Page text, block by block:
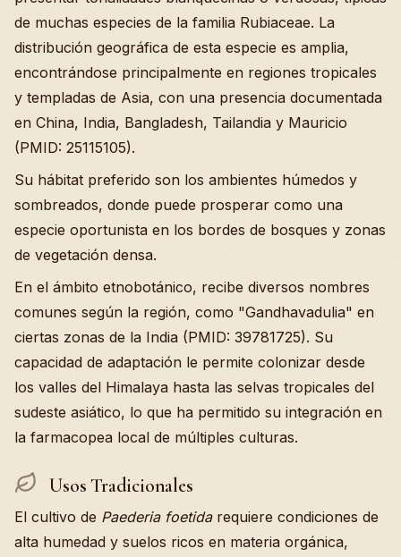
de muchas especies de la familia Rubiaceae. La
distribución geográfica de esta especie es amplia,
encontrándose principalmente en regiones tropicales
y templadas de Asia, con una presencia documentada
en China, India, Bangladesh, Tailandia y Mauricio
(PMID: 25115105).
Su hábitat preferido son los ambientes húmedos y
sombreados, donde puede prosperar como una
especie oportunista en los bordes de bosques y zonas
de vegetación densa.
En el ámbito etnobotánico, recibe diversos nombres
comunes según la región, como "Gandhavadulia" en
ciertas zonas de la India (PMID: 39781725). Su
capacidad de adaptación le permite colonizar desde
los valles del Himalaya hasta las selvas tropicales del
sudeste asiático, lo que ha permitido su integración en
la farmacopea local de múltiples culturas.
Usos Tradicionales
El cultivo de Paederia foetidarequiere condiciones de
alta humedad y suelos ricos en materia orgánica,